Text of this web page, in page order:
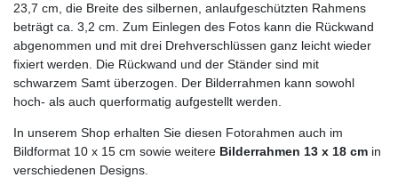
23,7 cm, die Breite des silbernen, anlaufgeschützten Rahmens
beträgt ca. 3,2 cm. Zum Einlegen des Fotos kann die Rückwand
abgenommen und mit drei Drehverschlüssen ganz leicht wieder
fixiert werden. Die Rückwand und der Ständer sind mit
schwarzem Samt überzogen. Der Bilderrahmen kann sowohl
hoch- als auch querformatig aufgestellt werden.
In unserem Shop erhalten Sie diesen Fotorahmen auch im
Bildformat 10 x 15 cm sowie weitere Bilderrahmen 13 x 18 cm in
verschiedenen Designs.